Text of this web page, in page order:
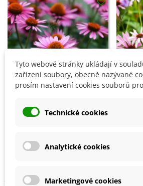
Přidat do košíku
Echinacea purpurea - bio
Tyto webové stránky ukládají v
zařízení soubory, obecně nazývané
prosím nastavení cookies souborů
Technické cookies
Analytické cookies
Marketingové cookies